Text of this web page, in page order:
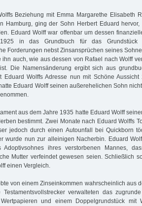
Beziehung mit Emma Margarethe Elisabeth
Hamburg, ging der Sohn Herbert Eduard hervor,
Eduard Wolff war offenbar um dessen
in das Grundbuch für das Grundstück
Forderungen nebst Zinsansprüchen seines
ihn auch, wie aus dessen von Rafael nach Wolff
Die Namensänderung ergibt sich aus
Eduard Wolffs Adresse nun mit Schöne
Eduard Wolff seinen außerehelichen Sohn
aus dem Jahre 1935 hatte Eduard Wolff
bestimmt. Zwei Monate nach Eduard Wolffs
jedoch durch einen Autounfall bei Quickborn
wurde nun zur alleinigen Nacherbin. Eduard
Adoptivsohnes ihres verstorbenen Mannes,
Mutter verfeindet gewesen seien. Schließlich
einen Vergleich.
von einem Zinseinkommen wahrscheinlich aus
Testamentsvollstrecker verwalteten das
und einem Doppelgrundstück mit